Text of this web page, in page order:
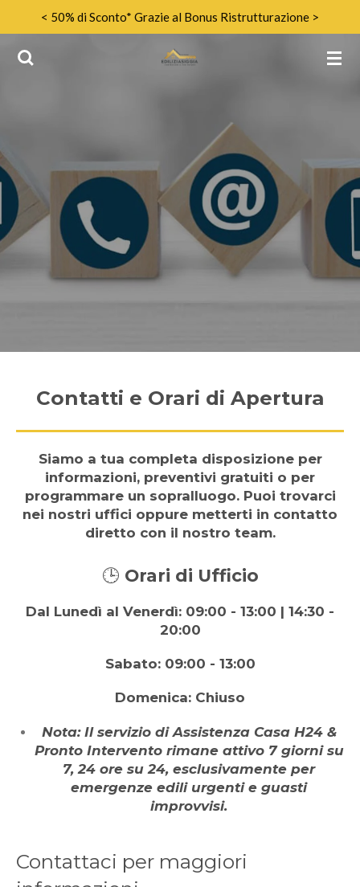
contenuto
< 50% di Sconto* Grazie al Bonus Ristrutturazione >
Contatti e Orari di Apertura
Siamo a tua completa disposizione per
informazioni, preventivi gratuiti o per
programmare un sopralluogo. Puoi trovarci
nei nostri uffici oppure metterti in contatto
diretto con il nostro team.
🕒 Orari di Ufficio
Dal Lunedì al Venerdì: 09:00 - 13:00 | 14:30 -
20:00
Sabato: 09:00 - 13:00
Domenica: Chiuso
Nota: Il servizio di Assistenza Casa H24 &
Pronto Intervento rimane attivo 7 giorni su
7, 24 ore su 24, esclusivamente per
emergenze edili urgenti e guasti
improvvisi.
Contattaci per maggiori